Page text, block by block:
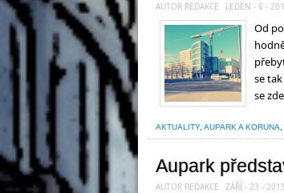
AUTOR REDAKCE LEDEN - 6 -
Od
se
se
AKTUALITY, AUPARK A KORUNA
Aupark
AUTOR REDAKCE ZÁŘÍ - 23 - 2015